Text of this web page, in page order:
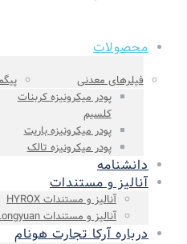
محصولات
فیلرهای معدنی
پودر میکرونیزه کربنات
کلسیم
پودر میکرونیزه باریت
پودر میکرونیزه تالک
دانشنامه
آنالیز و مستندات
آنالیز و مستندات HYROX
آنالیز و مستندات Longyuan
درباره آرکا تجارت هونام